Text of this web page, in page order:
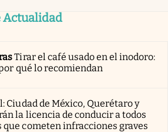
Actualidad
Tirar el café usado en el inodoro:
qué lo recomiendan
Ciudad de México, Querétaro y
la licencia de conducir a todos
que cometen infracciones graves